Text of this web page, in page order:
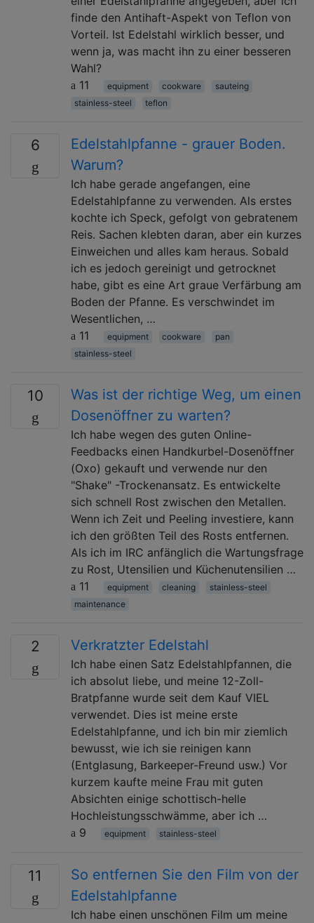
finde den Antihaft-Aspekt von Teflon von
Vorteil. Ist Edelstahl wirklich besser, und
wenn ja, was macht ihn zu einer besseren
Wahl?
11
equipment cookware
sauteing
stainless-steel
teflon
6
Edelstahlpfanne - grauer Boden.
Warum?
Ich habe gerade angefangen, eine
Edelstahlpfanne zu verwenden. Als erstes
kochte ich Speck, gefolgt von gebratenem
Reis. Sachen klebten daran, aber ein kurzes
Einweichen und alles kam heraus. Sobald
ich es jedoch gereinigt und getrocknet
habe, gibt es eine Art graue Verfärbung am
Boden der Pfanne. Es verschwindet im
Wesentlichen, …
11
equipment cookware
pan
stainless-steel
10
Was ist der richtige Weg, um einen
Dosenöffner zu warten?
Ich habe wegen des guten Online-
Feedbacks einen Handkurbel-Dosenöffner
(Oxo) gekauft und verwende nur den
"Shake" -Trockenansatz. Es entwickelte
sich schnell Rost zwischen den Metallen.
Wenn ich Zeit und Peeling investiere, kann
ich den größten Teil des Rosts entfernen.
Als ich im IRC anfänglich die Wartungsfrage
zu Rost, Utensilien und Küchenutensilien …
11
equipment cleaning
stainless-steel
maintenance
2 Verkratzter Edelstahl
Ich habe einen Satz Edelstahlpfannen, die
ich absolut liebe, und meine 12-Zoll-
Bratpfanne wurde seit dem Kauf VIEL
verwendet. Dies ist meine erste
Edelstahlpfanne, und ich bin mir ziemlich
bewusst, wie ich sie reinigen kann
(Entglasung, Barkeeper-Freund usw.) Vor
kurzem kaufte meine Frau mit guten
Absichten einige schottisch-helle
Hochleistungsschwämme, aber ich …
9
equipment stainless-steel
11
So entfernen Sie den Film von der
Edelstahlpfanne
Ich habe einen unschönen Film um meine